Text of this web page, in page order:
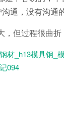
通，没有沟通
，但过程很曲折
材_h13模具钢_
094